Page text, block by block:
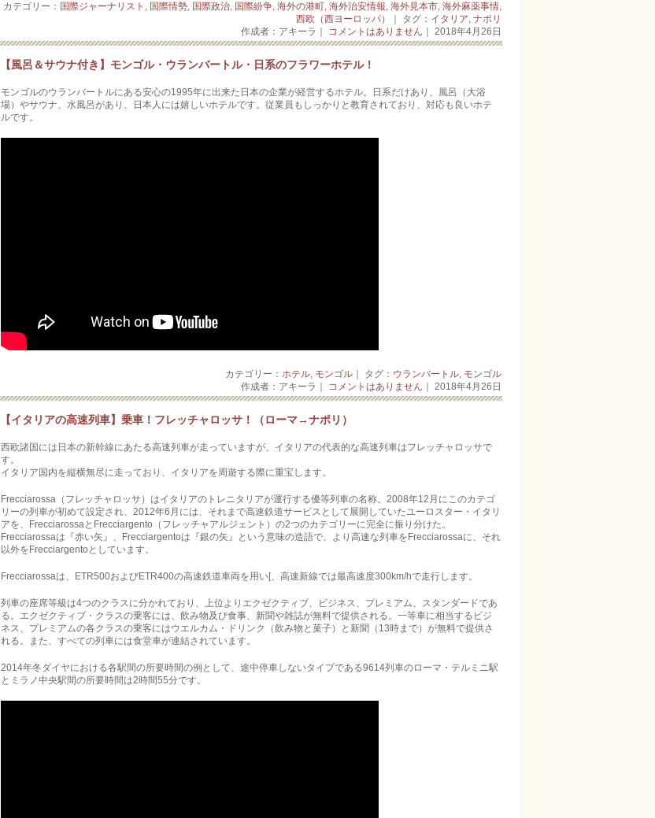
カテゴリー： 国際ジャーナリスト , 国際情勢, 国際政治, 国際紛争, 海外の港町, 海外治安情報, 海外見本市, 海外麻薬事情,
西欧（西ヨーロッパ）
｜ タグ： イタリア, ナポリ
作成者：アキーラ｜ コメントはありません ｜ 2018年4月26日
【風呂＆サウナ付き】モンゴル・ウランバートル・日系のフラワーホテル！
モンゴルのウランバートルにある安心の1995年に出来た日本の企業が経営するホテル。日系だけあり、風呂（大浴
場）やサウナ、水風呂があり、日本人には嬉しいホテルです。従業員もしっかりと教育されており、対応も良いホテ
ルです。
カテゴリー： ホテル, モンゴル｜ タグ： ウランバートル, モンゴル
作成者：アキーラ｜ コメントはありません ｜ 2018年4月26日
【イタリアの高速列車】乗車！フレッチャロッサ！（ローマ→ナポリ）
西欧諸国には日本の新幹線にあたる高速列車が走っていますが、イタリアの代表的な高速列車はフレッチャロッサで
す。
イタリア国内を縦横無尽に走っており、イタリアを周遊する際に重宝します。
Frecciarossa（フレッチャロッサ）はイタリアのトレニタリアが運行する優等列車の名称。2008年12月にこのカテゴ
リーの列車が初めて設定され、2012年6月には、それまで高速鉄道サービスとして展開していたユーロスター・イタリ
アを、FrecciarossaとFrecciargento（フレッチャアルジェント）の2つのカテゴリーに完全に振り分けた。
Frecciarossaは『赤い矢』、Frecciargentoは『銀の矢』という意味の造語で、より高速な列車をFrecciarossaに、それ
以外をFrecciargentoとしています。
Frecciarossaは、ETR500およびETR400の高速鉄道車両を用い[、高速新線では最高速度300km/hで走行します。
列車の座席等級は4つのクラスに分かれており、上位よりエクゼクティブ、ビジネス、プレミアム、スタンダードであ
る。エクゼクティブ・クラスの乗客には、飲み物及び食事、新聞や雑誌が無料で提供される。一等車に相当するビジ
ネス、プレミアムの各クラスの乗客にはウエルカム・ドリンク（飲み物と菓子）と新聞（13時まで）が無料で提供さ
れる。また、すべての列車には食堂車が連結されています。
2014年冬ダイヤにおける各駅間の所要時間の例として、途中停車しないタイプである9614列車のローマ・テルミニ駅
とミラノ中央駅間の所要時間は2時間55分です。